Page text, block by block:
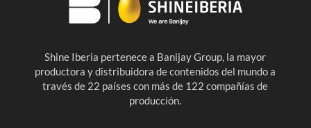
Shine Iberia pertenece a Banijay Group, la mayor
productora y distribuidora de contenidos del mundo a
través de 22 países con más de 122 compañías de
producción.